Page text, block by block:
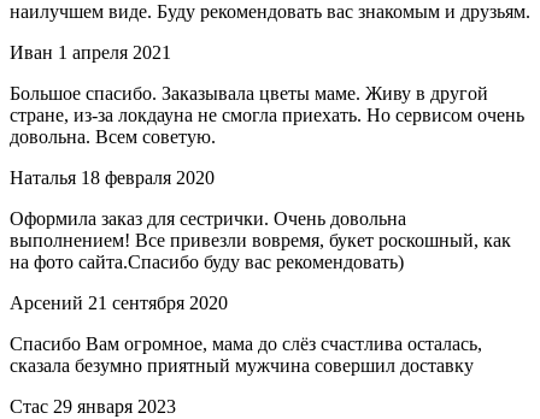
наилучшем виде. Буду рекомендовать вас знакомым и друзьям.
Иван 1 апреля 2021
Большое спасибо. Заказывала цветы маме. Живу в другой
стране, из-за локдауна не смогла приехать. Но сервисом очень
довольна. Всем советую.
Наталья 18 февраля 2020
Оформила заказ для сестрички. Очень довольна
выполнением! Все привезли вовремя, букет роскошный, как
на фото сайта.Спасибо буду вас рекомендовать)
Арсений 21 сентября 2020
Спасибо Вам огромное, мама до слёз счастлива осталась,
сказала безумно приятный мужчина совершил доставку
Стас 29 января 2023